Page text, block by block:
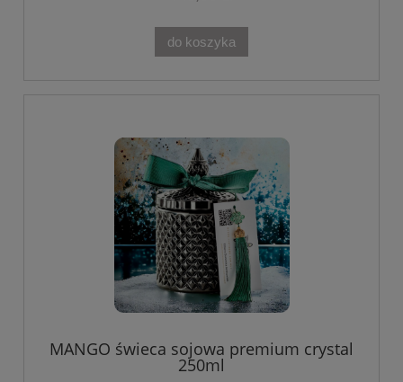
do koszyka
MANGO świeca sojowa premium crystal
250ml